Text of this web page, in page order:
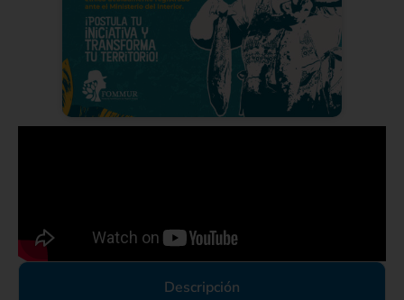
Descripción